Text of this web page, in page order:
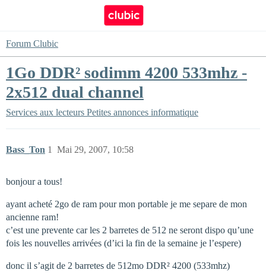
Forum Clubic
1Go DDR² sodimm 4200 533mhz -
2x512 dual channel
Services aux lecteurs Petites annonces informatique
Bass_Ton Mai 29, 2007, 10:58
1
bonjour a tous!
ayant acheté 2go de ram pour mon portable je me separe de mon
ancienne ram!
c’est une prevente car les 2 barretes de 512 ne seront dispo qu’une
fois les nouvelles arrivées (d’ici la fin de la semaine je l’espere)
donc il s’agit de 2 barretes de 512mo DDR² 4200 (533mhz)